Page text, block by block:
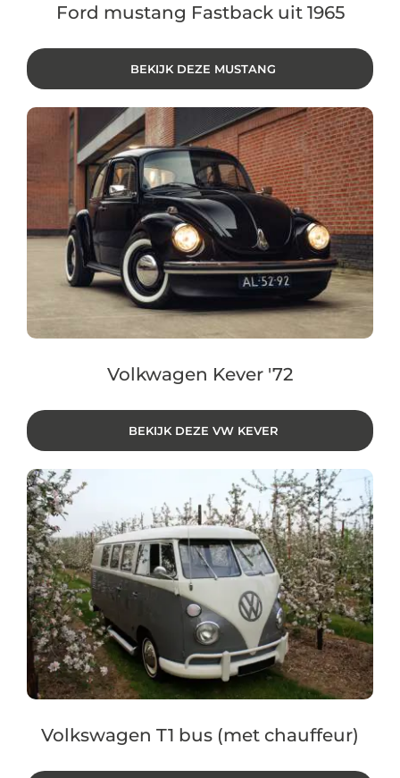
Ford mustang Fastback uit 1965
BEKIJK DEZE MUSTANG
Volkwagen Kever '72
BEKIJK DEZE VW KEVER
Volkswagen T1 bus (met chauffeur)